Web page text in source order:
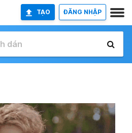
TẠO ĐĂNG NHẬP